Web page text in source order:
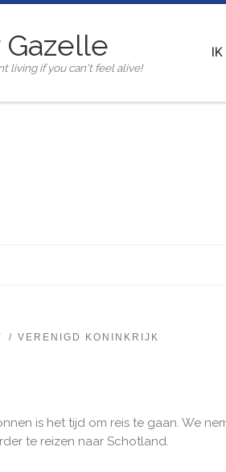
Gazelle
living if you can't feel alive!
IK
VERENIGD KONINKRIJK
is het tijd om reis te gaan. We
te reizen naar Schotland.